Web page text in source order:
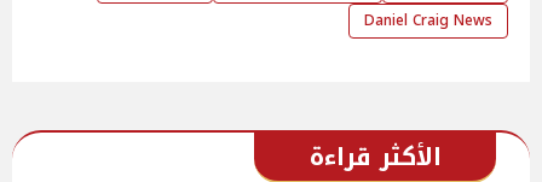
Daniel Craig News
الأكثر قراءة